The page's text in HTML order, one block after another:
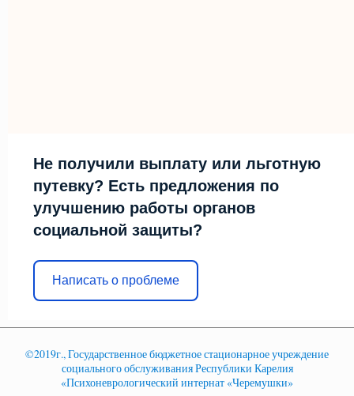
Не получили выплату или льготную
путевку? Есть предложения по
улучшению работы органов
социальной защиты?
Написать о проблеме
©2019г., Государственное бюджетное стационарное учреждение
социального обслуживания Республики Карелия
«Психоневрологический интернат «Черемушки»